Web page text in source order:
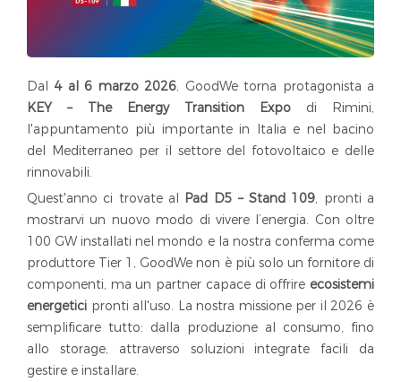
Dal 4 al 6 marzo 2026, GoodWe torna protagonista a
KEY – The Energy Transition Expo di Rimini,
l'appuntamento più importante in Italia e nel bacino
del Mediterraneo per il settore del fotovoltaico e delle
rinnovabili.
Quest'anno ci trovate al Pad D5 – Stand 109, pronti a
mostrarvi un nuovo modo di vivere l’energia. Con oltre
100 GW installati nel mondo e la nostra conferma come
produttore Tier 1, GoodWe non è più solo un fornitore di
componenti, ma un partner capace di offrire ecosistemi
energetici pronti all'uso. La nostra missione per il 2026 è
semplificare tutto: dalla produzione al consumo, fino
allo storage, attraverso soluzioni integrate facili da
gestire e installare.